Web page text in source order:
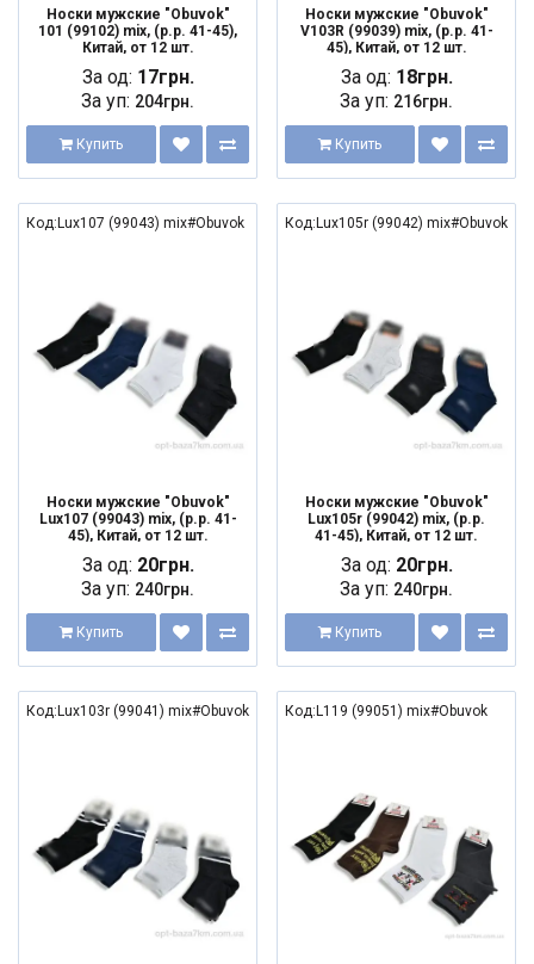
Носки мужские "Obuvok"
101 (99102) mix, (р.р. 41-45),
Китай, от 12 шт.
За од: 17грн.
За уп: 204грн.
Купить
Носки мужские "Obuvok"
V103R (99039) mix, (р.р. 41-
45), Китай, от 12 шт.
За од: 18грн.
За уп: 216грн.
Купить
Код:Lux107 (99043) mix#Obuvok
Носки мужские "Obuvok"
Lux107 (99043) mix, (р.р. 41-
45), Китай, от 12 шт.
За од: 20грн.
За уп: 240грн.
Купить
Код:Lux105r (99042) mix#Obuvok
Носки мужские "Obuvok"
Lux105r (99042) mix, (р.р.
41-45), Китай, от 12 шт.
За од: 20грн.
За уп: 240грн.
Купить
Код:Lux103r (99041) mix#Obuvok Код:L119 (99051) mix#Obuvok